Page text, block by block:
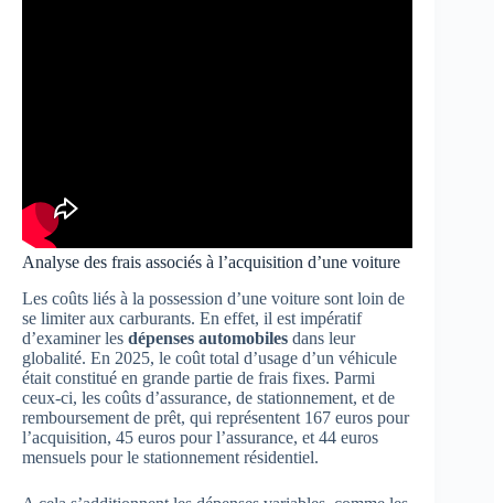
Analyse des frais associés à l’acquisition d’une voiture
Les coûts liés à la possession d’une voiture sont loin de
se limiter aux carburants. En effet, il est impératif
d’examiner les dépenses automobiles dans leur
globalité. En 2025, le coût total d’usage d’un véhicule
était constitué en grande partie de frais fixes. Parmi
ceux-ci, les coûts d’assurance, de stationnement, et de
remboursement de prêt, qui représentent 167 euros pour
l’acquisition, 45 euros pour l’assurance, et 44 euros
mensuels pour le stationnement résidentiel.